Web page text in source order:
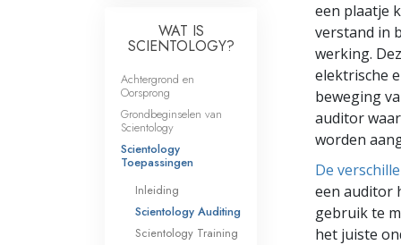
een plaatje
verstand in
werking.
elektrische
beweging
auditor
worden
De
een auditor
gebruik te
het juiste
WAT IS
SCIENTOLOGY?
Achtergrond en
Oorsprong
Grondbeginselen van
Scientology
Scientology
Toepassingen
Inleiding
Scientology Auditing
Scientology Training